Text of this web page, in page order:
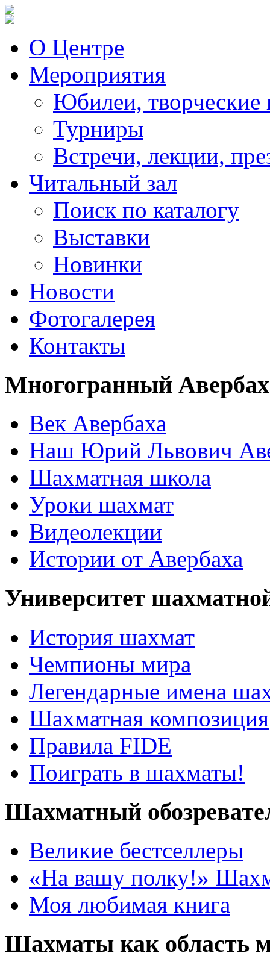
О Центре
Мероприятия
Юбилеи, творческие
Турниры
Встречи, лекции,
Читальный зал
Поиск по каталогу
Выставки
Новинки
Новости
Фотогалерея
Контакты
Многогранный Авербах
Век Авербаха
Наш Юрий Львович
Шахматная школа
Уроки шахмат
Видеолекции
Истории от Авербаха
Университет
История шахмат
Чемпионы мира
Легендарные имена
Шахматная композиция
Правила FIDE
Поиграть в шахматы!
Шахматный
Великие бестселлеры
«На вашу полку!»
Моя любимая книга
Шахматы как область